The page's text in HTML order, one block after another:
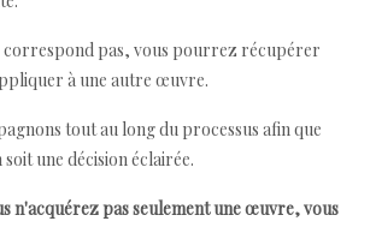
correspond pas, vous pourrez récupérer
à une autre œuvre.
tout au long du processus afin que
une décision éclairée.
n'acquérez pas seulement une œuvre, vous